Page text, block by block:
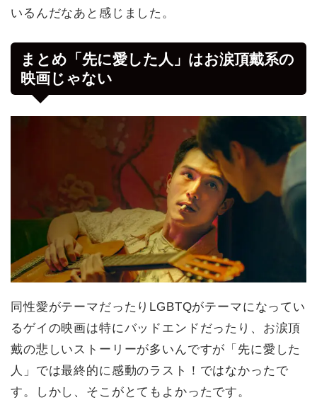
いるんだなあと感じました。
まとめ「先に愛した人」はお涙頂戴系の
映画じゃない
同性愛がテーマだったりLGBTQがテーマになってい
るゲイの映画は特にバッドエンドだったり、お涙頂
戴の悲しいストーリーが多いんですが「先に愛した
人」では最終的に感動のラスト！ではなかったで
す。しかし、そこがとてもよかったです。